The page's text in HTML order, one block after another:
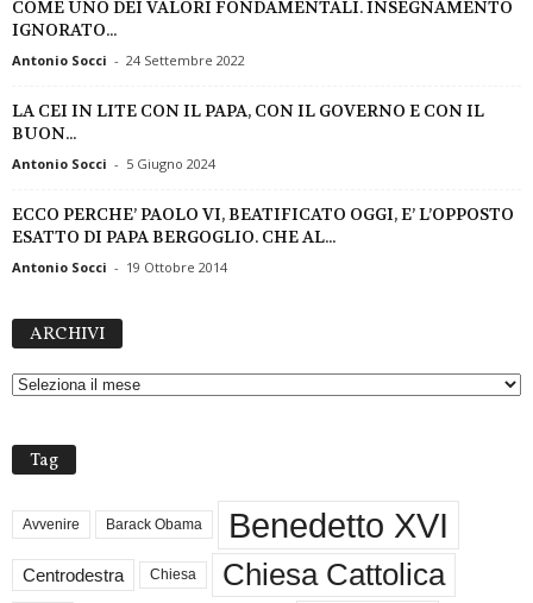
COME UNO DEI VALORI FONDAMENTALI. INSEGNAMENTO
IGNORATO...
Antonio Socci - 24 Settembre 2022
LA CEI IN LITE CON IL PAPA, CON IL GOVERNO E CON IL
BUON...
Antonio Socci - 5 Giugno 2024
ECCO PERCHE’ PAOLO VI, BEATIFICATO OGGI, E’ L’OPPOSTO
ESATTO DI PAPA BERGOGLIO. CHE AL...
Antonio Socci - 19 Ottobre 2014
ARCHIVI
H
Tag
Avvenire Barack Obama Benedetto XVI
Centrodestra Chiesa Chiesa Cattolica